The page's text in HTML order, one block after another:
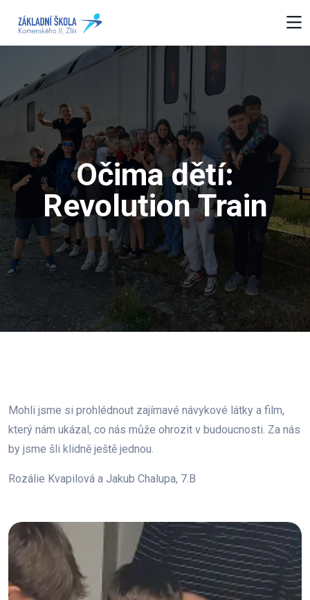
Očima dětí:
Revolution Train
Mohli jsme si prohlédnout zajímavé návykové látky a film,
který nám ukázal, co nás může ohrozit v budoucnosti. Za nás
by jsme šli klidně ještě jednou.
Rozálie Kvapilová a Jakub Chalupa, 7.B